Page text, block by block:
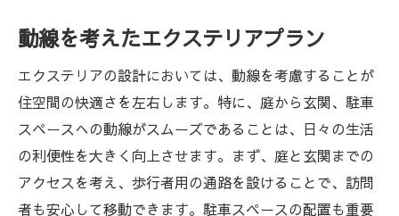
動線を考えたエクステリアプラン
エクステリアの設計においては、動線を考慮することが
住空間の快適さを左右します。特に、庭から玄関、駐車
スペースへの動線がスムーズであることは、日々の生活
の利便性を大きく向上させます。まず、庭と玄関までの
アクセスを考え、歩行者用の通路を設けることで、訪問
者も安心して移動できます。駐車スペースの配置も重要